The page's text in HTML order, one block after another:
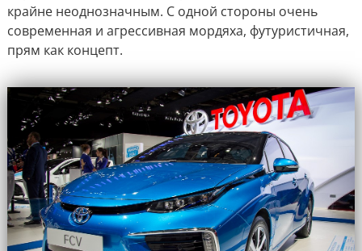
крайне неоднозначным. С одной стороны очень
современная и агрессивная мордяха, футуристичная,
прям как концепт.